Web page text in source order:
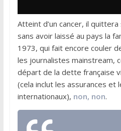
Atteint d’un cancer, il
sans avoir laissé au pays la
1973, qui fait encore couler
les journalistes mainstream,
départ de la dette française
(cela inclut les assurances et
internationaux), non, non.